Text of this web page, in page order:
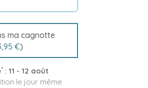
ma cagnotte
€)
*: 11 - 12 août
le jour même